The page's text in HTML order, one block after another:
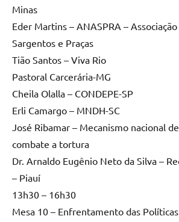
Minas
Eder Martins – ANASPRA –
Sargentos e Praças
Tião Santos – Viva Rio
Pastoral Carcerária-MG
Cheila Olalla – CONDEPE-SP
Erli Camargo – MNDH-SC
José Ribamar – Mecanismo nacional
combate a tortura
Dr. Arnaldo Eugênio Neto da Silva –
– Piauí
13h30 – 16h30
Mesa 10 – Enfrentamento das